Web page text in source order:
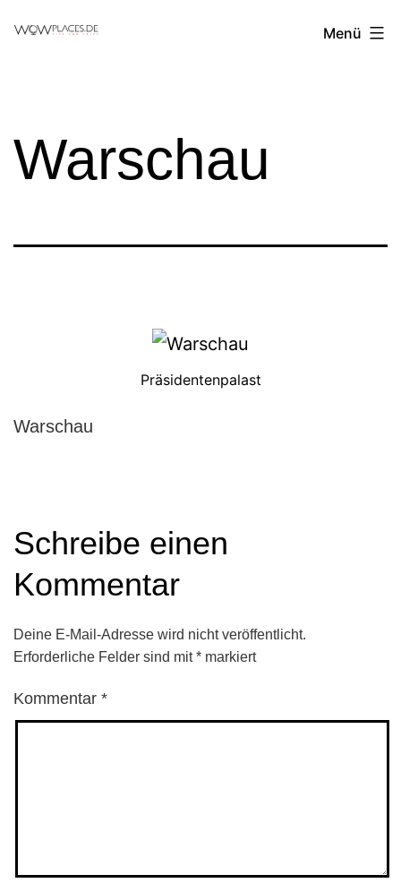
Reiseblog
Menü
Warschau
Präsidentenpalast
Warschau
Schreibe einen
Kommentar
Deine E-Mail-Adresse wird nicht veröffentlicht.
Erforderliche Felder sind mit* markiert
Kommentar *